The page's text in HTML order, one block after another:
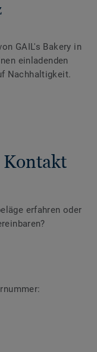
GAIL's Bakery in
einladenden
Nachhaltigkeit.
Kontakt
erfahren oder